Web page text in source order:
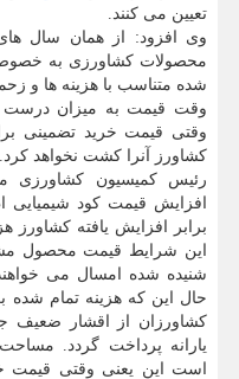
تعیین می کنند.
وی افزود: از همان سال های
محصولات کشاورزی به
شده متناسب با هزینه ها و
وقت قیمت به میزان درست
وقتی قیمت خرید تضمینی
کشاورز آنرا کشت نخواهد کرد.
رئیس کمیسیون کشاورزی
افزایش قیمت کود شیمیایی
برابر افزایش یافته کشاورز
این شرایط قیمت محصول
کشاورزان از اقشار ضعیف
یارانه پرداخت گردد.
است این یعنی وقتی قیمت